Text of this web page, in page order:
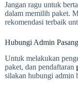
Jangan ragu untuk
dalam memilih paket.
rekomendasi terbaik
Hubungi Admin
Untuk melakukan
paket, dan pendaftaran
silakan hubungi admin